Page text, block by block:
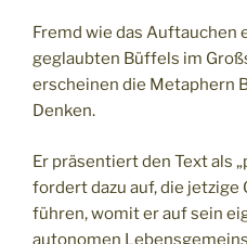
Fremd wie das Auftauchen
geglaubten Büffels im
erscheinen die Metaphern
Denken.
Er präsentiert den Text als
fordert dazu auf, die jetzige
führen, womit er auf sein
autonomen